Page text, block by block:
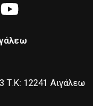
Τ.Κ: 12241 Αιγάλεω